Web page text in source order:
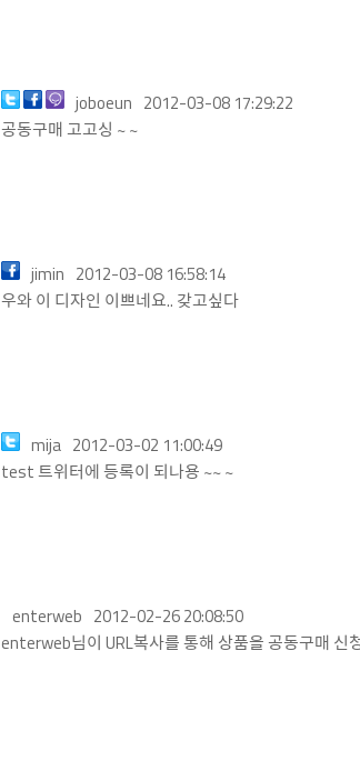
joboeun 2012-03-08 17:29:22
공동구매 고고싱 ~ ~
jimin 2012-03-08 16:58:14
우와 이 디자인 이쁘네요.. 갖고싶다
mija 2012-03-02 11:00:49
test 트위터에 등록이 되나용 ~~ ~
enterweb 2012-02-26 20:08:50
enterweb님이 URL복사를 통해 상품을 공동구매 신